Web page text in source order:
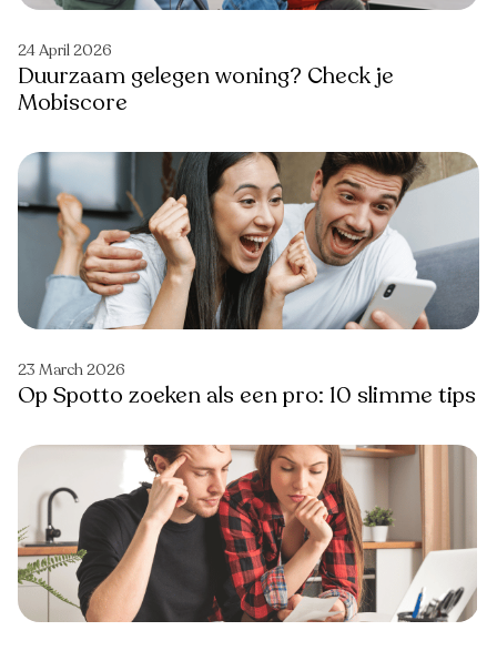
24 April 2026
Duurzaam gelegen woning? Check je
Mobiscore
23 March 2026
Op Spotto zoeken als een pro: 10 slimme tips